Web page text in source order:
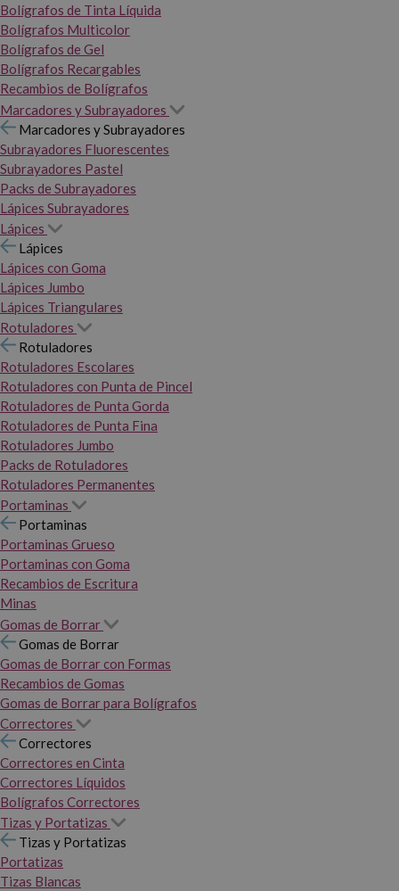
Bolígrafos de Tinta Líquida
Bolígrafos Multicolor
Bolígrafos de Gel
Bolígrafos Recargables
Recambios de Bolígrafos
Marcadores y Subrayadores
Marcadores y Subrayadores
Subrayadores Fluorescentes
Subrayadores Pastel
Packs de Subrayadores
Lápices Subrayadores
Lápices
Lápices
Lápices con Goma
Lápices Jumbo
Lápices Triangulares
Rotuladores
Rotuladores
Rotuladores Escolares
Rotuladores con Punta de Pincel
Rotuladores de Punta Gorda
Rotuladores de Punta Fina
Rotuladores Jumbo
Packs de Rotuladores
Rotuladores Permanentes
Portaminas
Portaminas
Portaminas Grueso
Portaminas con Goma
Recambios de Escritura
Minas
Gomas de Borrar
Gomas de Borrar
Gomas de Borrar con Formas
Recambios de Gomas
Gomas de Borrar para Bolígrafos
Correctores
Correctores
Correctores en Cinta
Correctores Líquidos
Bolígrafos Correctores
Tizas y Portatizas
Tizas y Portatizas
Portatizas
Tizas Blancas